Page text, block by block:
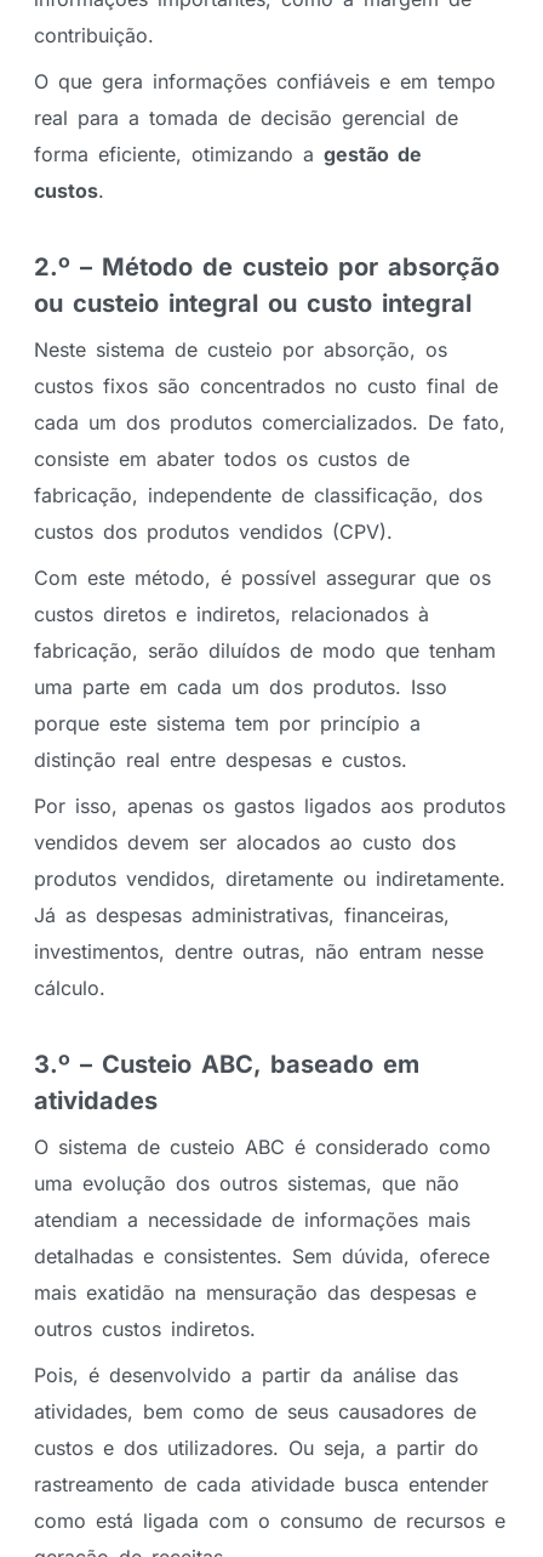
contribuição.
O que gera informações confiáveis e em tempo
real para a tomada de decisão gerencial de
forma eficiente, otimizando a gestão de
custos.
2.º – Método de custeio por absorção
ou custeio integral ou custo integral
Neste sistema de custeio por absorção, os
custos fixos são concentrados no custo final de
cada um dos produtos comercializados. De fato,
consiste em abater todos os custos de
fabricação, independente de classificação, dos
custos dos produtos vendidos (CPV).
Com este método, é possível assegurar que os
custos diretos e indiretos, relacionados à
fabricação, serão diluídos de modo que tenham
uma parte em cada um dos produtos. Isso
porque este sistema tem por princípio a
distinção real entre despesas e custos.
Por isso, apenas os gastos ligados aos produtos
vendidos devem ser alocados ao custo dos
produtos vendidos, diretamente ou indiretamente.
Já as despesas administrativas, financeiras,
investimentos, dentre outras, não entram nesse
cálculo.
3.º – Custeio ABC, baseado em
atividades
O sistema de custeio ABC é considerado como
uma evolução dos outros sistemas, que não
atendiam a necessidade de informações mais
detalhadas e consistentes. Sem dúvida, oferece
mais exatidão na mensuração das despesas e
outros custos indiretos.
Pois, é desenvolvido a partir da análise das
atividades, bem como de seus causadores de
custos e dos utilizadores. Ou seja, a partir do
rastreamento de cada atividade busca entender
como está ligada com o consumo de recursos e